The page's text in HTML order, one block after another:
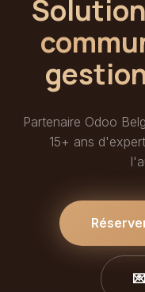
Partenaire Odoo
15+ ans